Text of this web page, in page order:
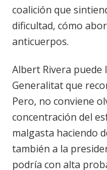
coalición que
dificultad, cómo
anticuerpos.
Albert Rivera puede
Generalitat que
Pero, no conviene
concentración del
malgasta haciendo
también a la
podría con alta